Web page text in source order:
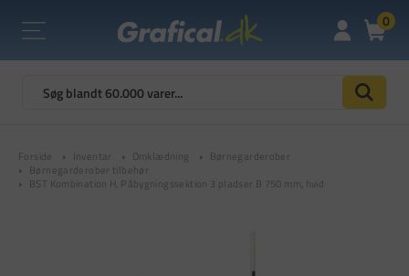
0
Forside Inventar Omklædning
Børnegarderober
Børnegarderober tilbehør
BST Kombination H, Påbygningssektion 3 pladser B 750 mm, hvid